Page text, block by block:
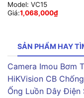
Model: VC15
Giá:1,068,000₫
SẢN PHẨM HAY
Camera Imou Bơm
HiKVision CB
Ống Luồn Dây Điện